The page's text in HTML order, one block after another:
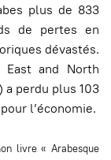
plus de 833
de pertes en
dévastés.
East and North
perdu plus 103
l’économie.
livre « Arabesque